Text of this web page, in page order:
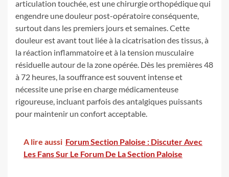
articulation touchée, est une chirurgie orthopédique qui
engendre une douleur post-opératoire conséquente,
surtout dans les premiers jours et semaines. Cette
douleur est avant tout liée à la cicatrisation des tissus, à
la réaction inflammatoire et à la tension musculaire
résiduelle autour de la zone opérée. Dès les premières 48
à 72 heures, la souffrance est souvent intense et
nécessite une prise en charge médicamenteuse
rigoureuse, incluant parfois des antalgiques puissants
pour maintenir un confort acceptable.
A lire aussi Forum Section Paloise : Discuter Avec
Les Fans Sur Le Forum De La Section Paloise